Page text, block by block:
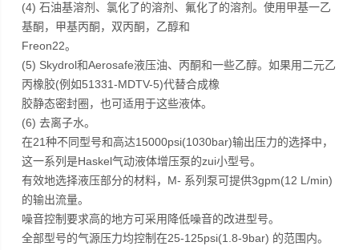
(4) 石油基溶剂、氯化了的溶剂、氟化了的溶剂。使用甲基一乙
基酮，甲基丙酮，双丙酮，乙醇和
Freon22。
(5) Skydrol和Aerosafe液压油、丙酮和一些乙醇。如果用二元乙
丙橡胶(例如51331-MDTV-5)代替合成橡
胶静态密封圈，也可适用于这些液体。
(6) 去离子水。
在21种不同型号和高达15000psi(1030bar)输出压力的选择中，
这一系列是Haskel气动液体增压泵的zui小型号。
有效地选择液压部分的材料，M- 系列泵可提供3gpm(12 L/min)
的输出流量。
噪音控制要求高的地方可采用降低噪音的改进型号。
全部型号的气源压力均控制在25-125psi(1.8-9bar) 的范围内。